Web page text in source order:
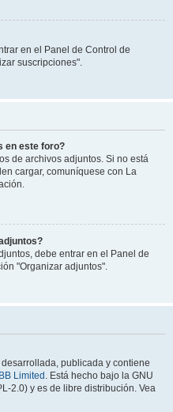
en el Panel de Control de
suscripciones".
en este foro?
de archivos adjuntos. Si no está
cargar, comuníquese con La
debe entrar en el Panel de
"Organizar adjuntos".
publicada y contiene
Limited . Está hecho bajo la GNU
2.0) y es de libre distribución. Vea